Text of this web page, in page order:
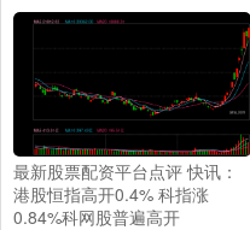
最新股票配资平台点评 快讯：
港股恒指高开0.4% 科指涨
0.84%科网股普遍高开